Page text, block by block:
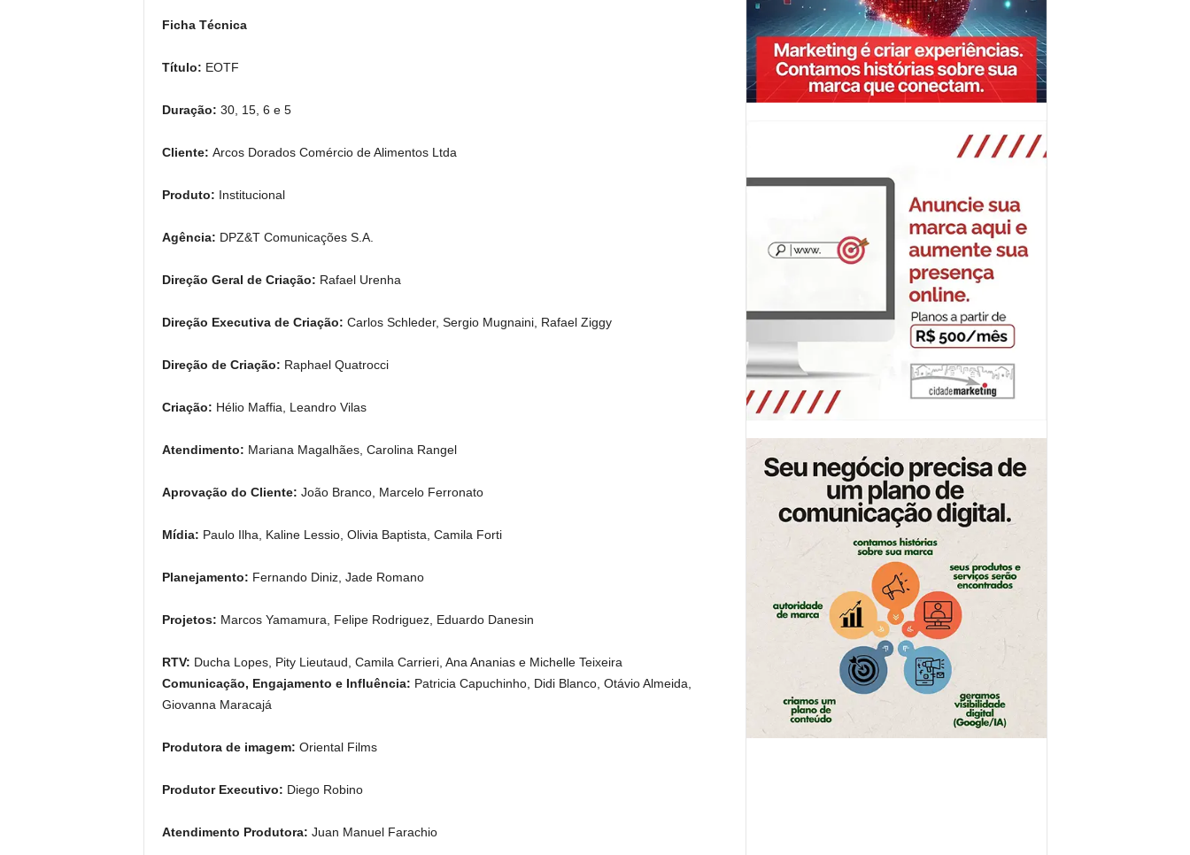
Ficha Técnica
Título: EOTF
Duração: 30, 15, 6 e 5
Cliente: Arcos Dorados Comércio de Alimentos Ltda
Produto: Institucional
Agência: DPZ&T Comunicações S.A.
Direção Geral de Criação: Rafael Urenha
Direção Executiva de Criação: Carlos Schleder, Sergio Mugnaini, Rafael Ziggy
Direção de Criação: Raphael Quatrocci
Criação: Hélio Maffia, Leandro Vilas
Atendimento: Mariana Magalhães, Carolina Rangel
Aprovação do Cliente: João Branco, Marcelo Ferronato
Mídia: Paulo Ilha, Kaline Lessio, Olivia Baptista, Camila Forti
Planejamento: Fernando Diniz, Jade Romano
Projetos: Marcos Yamamura, Felipe Rodriguez, Eduardo Danesin
RTV: Ducha Lopes, Pity Lieutaud, Camila Carrieri, Ana Ananias e Michelle Teixeira
Comunicação, Engajamento e Influência: Patricia Capuchinho, Didi Blanco, Otávio Almeida,
Giovanna Maracajá
Produtora de imagem: Oriental Films
Produtor Executivo: Diego Robino
Atendimento Produtora: Juan Manuel Farachio